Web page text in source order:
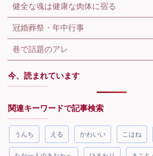
健全な魂は健康な肉体に宿る
冠婚葬祭・年中行事
巷で話題のアレ
今、読まれています
関連キーワードで記事検索
うんち える かわいい こはね